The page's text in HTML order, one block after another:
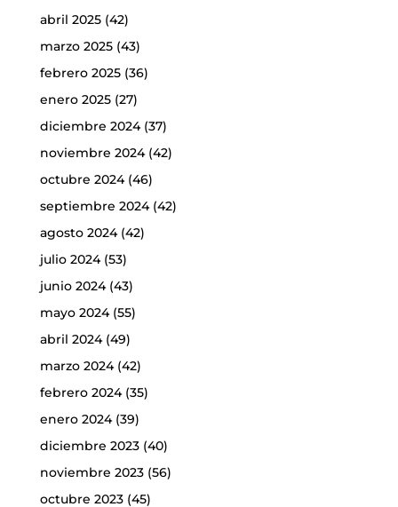
abril 2025(42)
marzo 2025(43)
febrero 2025(36)
enero 2025(27)
diciembre 2024(37)
noviembre 2024(42)
octubre 2024(46)
septiembre 2024(42)
agosto 2024(42)
julio 2024(53)
junio 2024(43)
mayo 2024(55)
abril 2024(49)
marzo 2024(42)
febrero 2024(35)
enero 2024(39)
diciembre 2023(40)
noviembre 2023(56)
octubre 2023(45)